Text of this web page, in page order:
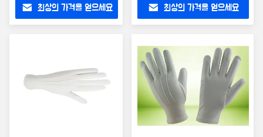
최상의 가격을 얻으세요 최상의 가격을 얻으세요